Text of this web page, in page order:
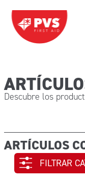
Saltar al contenido
Navegación
Descubre los
ARTÍCULOS
FILTRAR